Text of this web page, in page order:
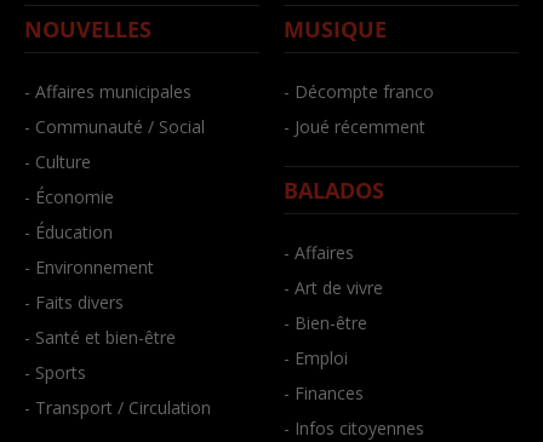
NOUVELLES
- Affaires municipales
- Communauté / Social
- Culture
- Économie
- Éducation
- Environnement
- Faits divers
- Santé et bien-être
- Sports
- Transport / Circulation
MUSIQUE
- Décompte franco
- Joué récemment
BALADOS
- Affaires
- Art de vivre
- Bien-être
- Emploi
- Finances
- Infos citoyennes